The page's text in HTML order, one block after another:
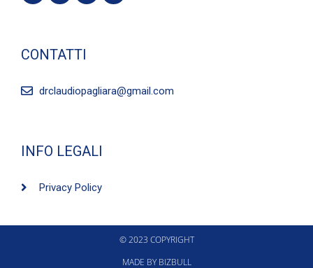
CONTATTI
drclaudiopagliara@gmail.com
INFO LEGALI
Privacy Policy
© 2023 COPYRIGHT
MADE BY BIZBULL